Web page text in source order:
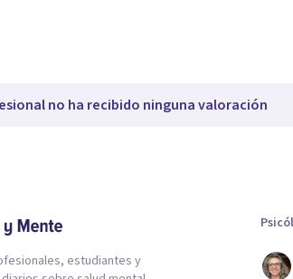
no ha recibido ninguna valoración
estudiantes y